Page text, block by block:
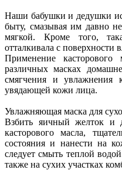
Наши бабушки и дедушки
быту, смазывая им давно
мягкой. Кроме того,
отталкивала с поверхности
Применение касторового
различных масках
смягчения и
увядающей кожи лица.
Увлажняющая маска для
Взбить яичный желток и
касторового масла,
состояния и нанести на
следует смыть теплой
также на сухих участках